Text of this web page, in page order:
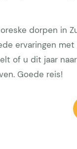
dorpen in
ervaringen
of u dit jaar
Goede reis!